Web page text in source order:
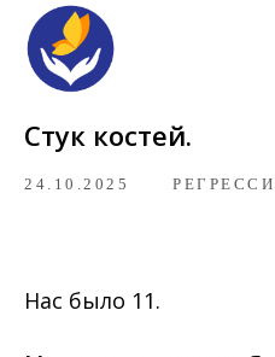
Стук костей.
24.10.2025
Нас было 11.